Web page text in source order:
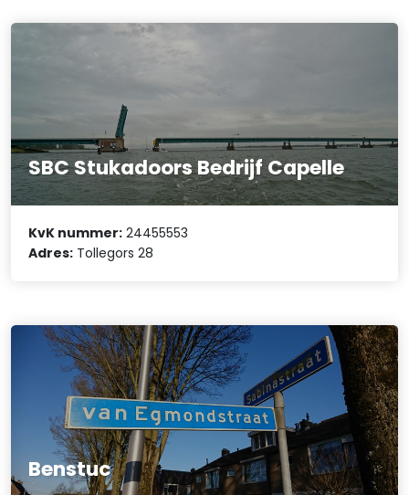
SBC Stukadoors Bedrijf Capelle
KvK nummer: 24455553
Adres: Tollegors 28
Benstuc